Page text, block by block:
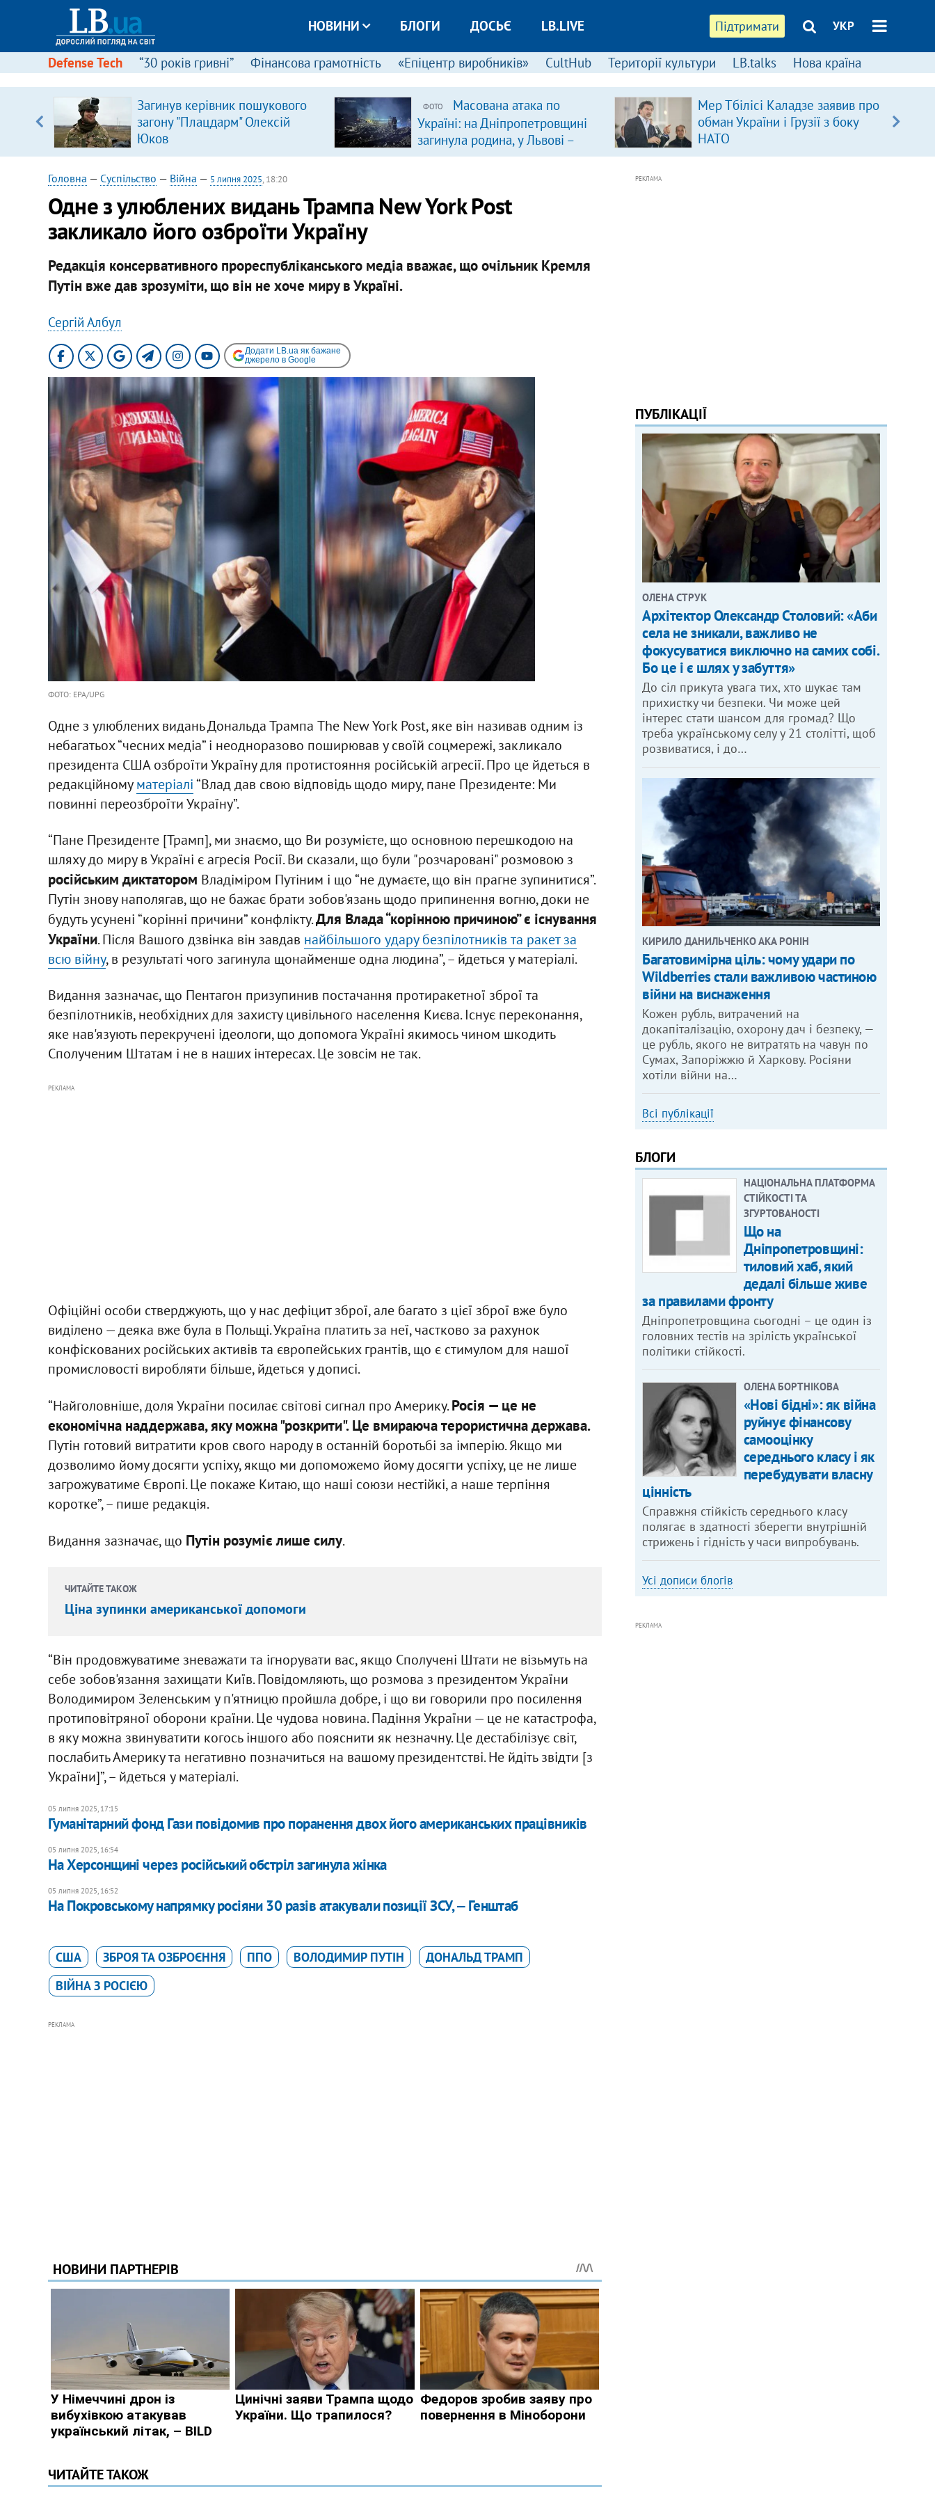
Підтримати УКР
НОВИНИ БЛОГИ ДОСЬЄ LB.LIVE
Defense Tech “30 років гривні” Фінансова грамотність «Епіцентр виробників» CultHub Території культури LB.talks Нова країна
Загинув керівник пошукового
загону "Плацдарм" Олексій
Юков
ФОТО
Масована атака по
Україні: на Дніпропетровщині
загинула родина, у Львові –
удар по багатоповерхівках
Мер Тбілісі Каладзе заявив про
обман України і Грузії з боку
НАТО
Головна — Суспільство — Війна — 5 липня 2025, 18:20
Одне з улюблених видань Трампа New York Post
закликало його озброїти Україну
Редакція консервативного прореспубліканського медіа вважає, що очільник Кремля
Путін вже дав зрозуміти, що він не хоче миру в Україні.
Сергій Албул
Додати LB.ua як бажане
джерело в Google
ФОТО: EPA/UPG
Одне з улюблених видань Дональда Трампа The New York Post, яке він називав одним із
небагатьох “чесних медіа” і неодноразово поширював у своїй соцмережі, закликало
президента США озброїти Україну для протистояння російській агресії. Про це йдеться в
редакційномуматеріалі“Влад дав свою відповідь щодо миру, пане Президенте: Ми
повинні переозброїти Україну”.
“Пане Президенте [Трамп], ми знаємо, що Ви розумієте, що основною перешкодою на
шляху до миру в Україні є агресія Росії. Ви сказали, що були "розчаровані" розмовою з
російським диктатором Владіміром Путіним і що “не думаєте, що він прагне зупинитися”.
Путін знову наполягав, що не бажає брати зобов'язань щодо припинення вогню, доки не
будуть усунені “корінні причини” конфлікту.Для Влада “корінною причиною” є існування
України. Після Вашого дзвінка він завдав найбільшого удару безпілотників та ракет за
всю війну, в результаті чого загинула щонайменше одна людина”, – йдеться у матеріалі.
Видання зазначає, що Пентагон призупинив постачання протиракетної зброї та
безпілотників, необхідних для захисту цивільного населення Києва. Існує переконання,
яке нав'язують перекручені ідеологи, що допомога Україні якимось чином шкодить
Сполученим Штатам і не в наших інтересах. Це зовсім не так.
РЕКЛАМА
Офіційні особи стверджують, що у нас дефіцит зброї, але багато з цієї зброї вже було
виділено — деяка вже була в Польщі. Україна платить за неї, частково за рахунок
конфіскованих російських активів та європейських грантів, що є стимулом для нашої
промисловості виробляти більше, йдеться у дописі.
“Найголовніше, доля України посилає світові сигнал про Америку.Росія — це не
економічна наддержава, яку можна "розкрити". Це вмираюча терористична держава.
Путін готовий витратити кров свого народу в останній боротьбі за імперію. Якщо ми
дозволимо йому досягти успіху, якщо ми допоможемо йому досягти успіху, це не лише
загрожуватиме Європі. Це покаже Китаю, що наші союзи нестійкі, а наше терпіння
коротке”, – пише редакція.
Видання зазначає, що Путін розуміє лише силу.
ЧИТАЙТЕ ТАКОЖ
Ціна зупинки американської допомоги
“Він продовжуватиме зневажати та ігнорувати вас, якщо Сполучені Штати не візьмуть на
себе зобов'язання захищати Київ. Повідомляють, що розмова з президентом України
Володимиром Зеленським у п'ятницю пройшла добре, і що ви говорили про посилення
протиповітряної оборони країни. Це чудова новина. Падіння України — це не катастрофа,
в яку можна звинуватити когось іншого або пояснити як незначну. Це дестабілізує світ,
послабить Америку та негативно позначиться на вашому президентстві. Не йдіть звідти [з
України]”, – йдеться у матеріалі.
05 липня 2025, 17:15
Гуманітарний фонд Гази повідомив про поранення двох його американських працівників
05 липня 2025, 16:54
На Херсонщині через російський обстріл загинула жінка
05 липня 2025, 16:52
На Покровському напрямку росіяни 30 разів атакували позиції ЗСУ, ‒ Генштаб
США ЗБРОЯ ТА ОЗБРОЄННЯ ППО ВОЛОДИМИР ПУТІН
ДОНАЛЬД ТРАМП
ВІЙНА З РОСІЄЮ
РЕКЛАМА
ЧИТАЙТЕ ТАКОЖ
РЕКЛАМА
ПУБЛІКАЦІЇ
ОЛЕНА СТРУК
Архітектор Олександр Столовий: «Аби
села не зникали, важливо не
фокусуватися виключно на самих собі.
Бо це і є шлях у забуття»
До сіл прикута увага тих, хто шукає там
прихистку чи безпеки. Чи може цей
інтерес стати шансом для громад? Що
треба українському селу у 21 столітті, щоб
розвиватися, і до…
КИРИЛО ДАНИЛЬЧЕНКО АКА РОНІН
Багатовимірна ціль: чому удари по
Wildberries стали важливою частиною
війни на виснаження
Кожен рубль, витрачений на
докапіталізацію, охорону дач і безпеку, —
це рубль, якого не витратять на чавун по
Сумах, Запоріжжю й Харкову. Росіяни
хотіли війни на…
Всі публікації
БЛОГИ
НАЦІОНАЛЬНА ПЛАТФОРМА
СТІЙКОСТІ ТА
ЗГУРТОВАНОСТІ
Що на
Дніпропетровщині:
тиловий хаб, який
дедалі більше живе
за правилами фронту
Дніпропетровщина сьогодні – це один із
головних тестів на зрілість української
політики стійкості.
ОЛЕНА БОРТНІКОВА
«Нові бідні»: як війна
руйнує фінансову
самооцінку
середнього класу і як
перебудувати власну
цінність
Справжня стійкість середнього класу
полягає в здатності зберегти внутрішній
стрижень і гідність у часи випробувань.
Усі дописи блогів
РЕКЛАМА